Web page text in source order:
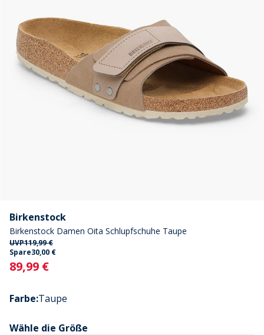
Birkenstock
Birkenstock Damen Oita Schlupfschuhe Taupe
UVP119,99 €
Spare30,00 €
Current
89,99 €
Farbe:Taupe
Wähle die Größe